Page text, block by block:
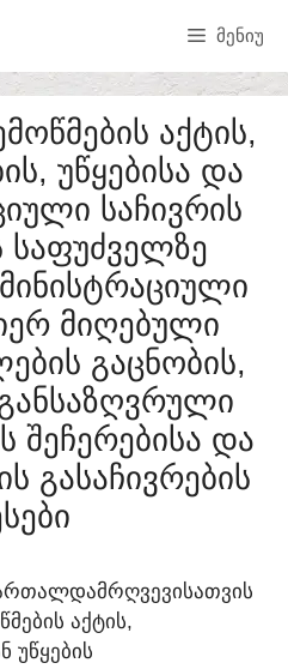
ᲛᲔᲜᲘᲣ
ᲐᲥᲢᲘᲡ,
ᲣᲬᲧᲔᲑᲘᲡᲐ ᲓᲐ
ᲡᲐᲩᲘᲕᲠᲘᲡ
ᲡᲐᲤᲣᲫᲕᲔᲚᲖᲔ
ᲛᲘᲦᲔᲑᲣᲚᲘ
ᲒᲐᲪᲜᲝᲑᲘᲡ,
ᲨᲔᲩᲔᲠᲔᲑᲘᲡᲐ ᲓᲐ
ᲒᲐᲡᲐᲩᲘᲕᲠᲔᲑᲘᲡ
ᲐᲥᲢᲘᲡ,
ᲣᲬᲧᲔᲑᲘᲡ